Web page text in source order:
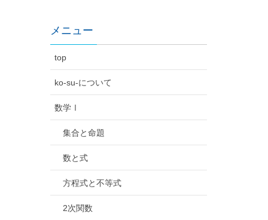
メニュー
top
ko-su-について
数学Ⅰ
集合と命題
数と式
方程式と不等式
2次関数